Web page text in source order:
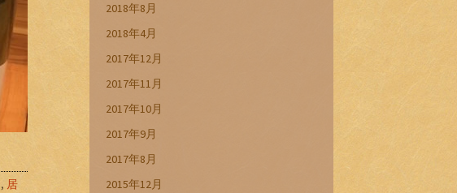
, 居
2018年8月
2018年4月
2017年12月
2017年11月
2017年10月
2017年9月
2017年8月
2015年12月